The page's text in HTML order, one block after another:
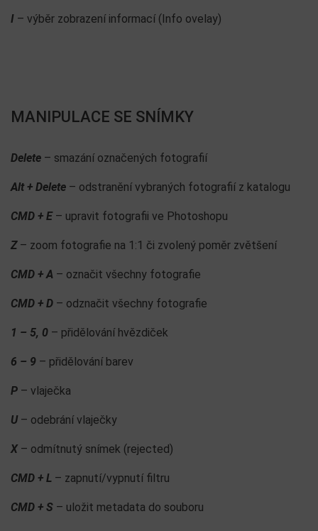
I – výběr zobrazení informací (Info ovelay)
MANIPULACE SE SNÍMKY
Delete – smazání označených fotografií
Alt + Delete – odstranění vybraných fotografií z katalogu
CMD + E– upravit fotografii ve Photoshopu
Z– zoom fotografie na 1:1 či zvolený poměr zvětšení
CMD + A – označit všechny fotografie
CMD + D – odznačit všechny fotografie
1 – 5, 0 – přidělování hvězdiček
6 – 9 – přidělování barev
P – vlaječka
U– odebrání vlaječky
X – odmítnutý snímek (rejected)
CMD + L – zapnutí/vypnutí filtru
CMD + S – uložit metadata do souboru